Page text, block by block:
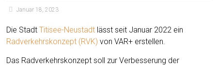
Januar 18, 2023
Die StadtTitisee-Neustadt lässt seit Januar 2022 ein
Radverkehrskonzept (RVK) von VAR+ erstellen.
Das Radverkehrskonzept soll zur Verbesserung der